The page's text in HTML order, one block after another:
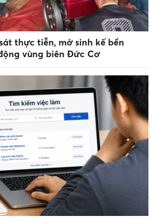
thực tiễn, mở sinh kế bền
vùng biên Đức Cơ